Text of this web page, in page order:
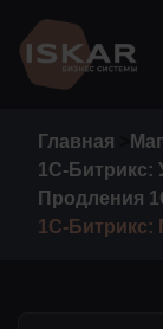
Главная
1С-Битрикс:
Продления
1С-Битрикс: